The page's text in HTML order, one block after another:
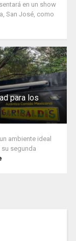
en un show
San José, como
para los
ambiente ideal
segunda